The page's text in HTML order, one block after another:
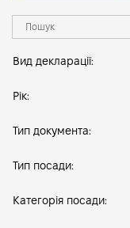
Вид декларації:
Рік:
Тип документа:
Тип посади:
Категорія посади: